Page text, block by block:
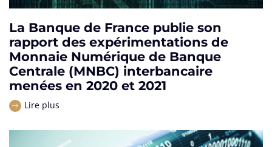
La Banque de France publie son
rapport des expérimentations de
Monnaie Numérique de Banque
Centrale (MNBC) interbancaire
menées en 2020 et 2021
Lire plus